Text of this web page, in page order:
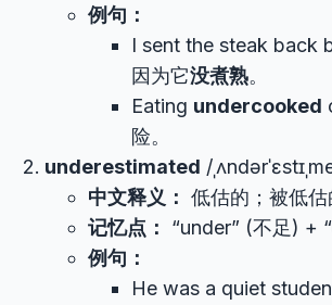
例句：
I sent the steak back
因为它没煮熟。
Eating undercooked
险。
underestimated /
中文释义： 低估的；被低估
记忆点：
“under” (不足) +
例句：
He was a quiet